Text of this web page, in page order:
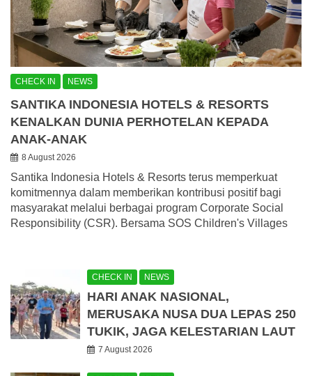
CHECK IN NEWS
SANTIKA INDONESIA HOTELS & RESORTS
KENALKAN DUNIA PERHOTELAN KEPADA
ANAK-ANAK
8 August 2026
Santika Indonesia Hotels & Resorts terus memperkuat
komitmennya dalam memberikan kontribusi positif bagi
masyarakat melalui berbagai program Corporate Social
Responsibility (CSR). Bersama SOS Children's Villages
CHECK IN NEWS
HARI ANAK NASIONAL,
MERUSAKA NUSA DUA LEPAS 250
TUKIK, JAGA KELESTARIAN LAUT
7 August 2026